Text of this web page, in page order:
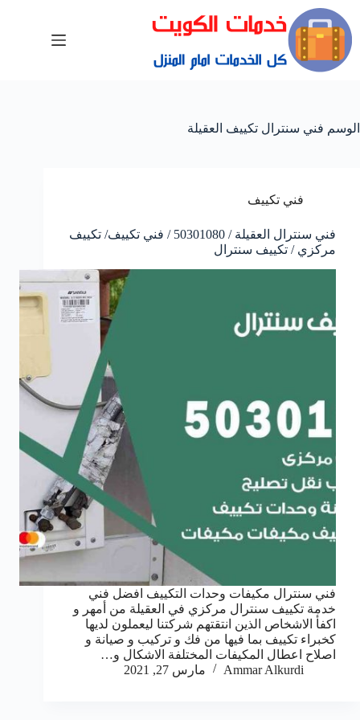
الوسم فني سنترال تكييف العقيلة
فني تكييف
فني سنترال العقيلة / 50301080 / فني تكييف/ تكييف
مركزي / تكييف سنترال
فني سنترال مكيفات وحدات التكييف افضل فني
خدمة تكييف سنترال مركزي في العقيلة من أمهر و
اكفأ الاشخاص الذين انتقتهم شركتنا ليعملون لديها
كخبراء تكييف بما فيها من فك و تركيب و صيانة و
اصلاح اعطال المكيفات المختلفة الاشكال و…
Ammar Alkurdi
مارس 27, 2021